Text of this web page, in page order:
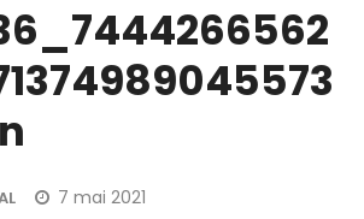
7 mai 2021